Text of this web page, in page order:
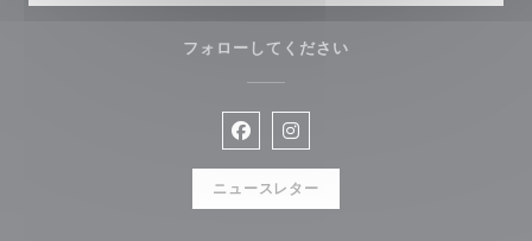
フォローしてください
Facebook ((新しいウィンドウ
Instagram ((新しいウィン
ニュースレター